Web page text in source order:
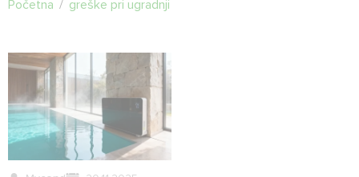
Početna / greške pri ugradnji